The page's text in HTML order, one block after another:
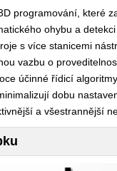
programování, které
ohybu a
s více stanicemi
vazbu o
účinné řídicí
dobu
a všestrannější